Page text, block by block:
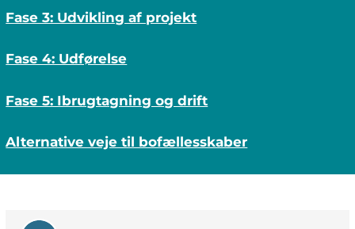
Fase 3: Udvikling af projekt
Fase 4: Udførelse
Fase 5: Ibrugtagning og drift
Alternative veje til bofællesskaber